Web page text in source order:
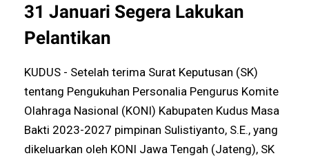
31 Januari Segera Lakukan
Pelantikan
KUDUS - Setelah terima Surat Keputusan (SK)
tentang Pengukuhan Personalia Pengurus Komite
Olahraga Nasional (KONI) Kabupaten Kudus Masa
Bakti 2023-2027 pimpinan Sulistiyanto, S.E., yang
dikeluarkan oleh KONI Jawa Tengah (Jateng), SK